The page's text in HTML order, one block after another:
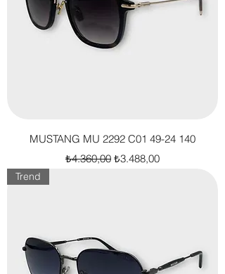
MUSTANG MU 2292 C01 49-24 140
Normal Fiyat
₺4.360,00 İndirimli Fiyat
₺3.488,00
Trend